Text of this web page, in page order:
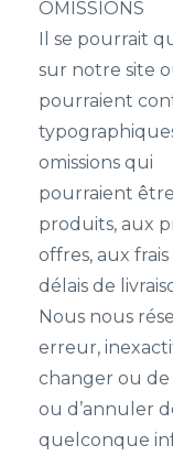
OMISSIONS
Il se pourrait
sur notre site
pourraient
omissions qui
pourraient
produits, aux
offres, aux
délais de
Nous nous
erreur,
changer ou
ou d’annuler
quelconque